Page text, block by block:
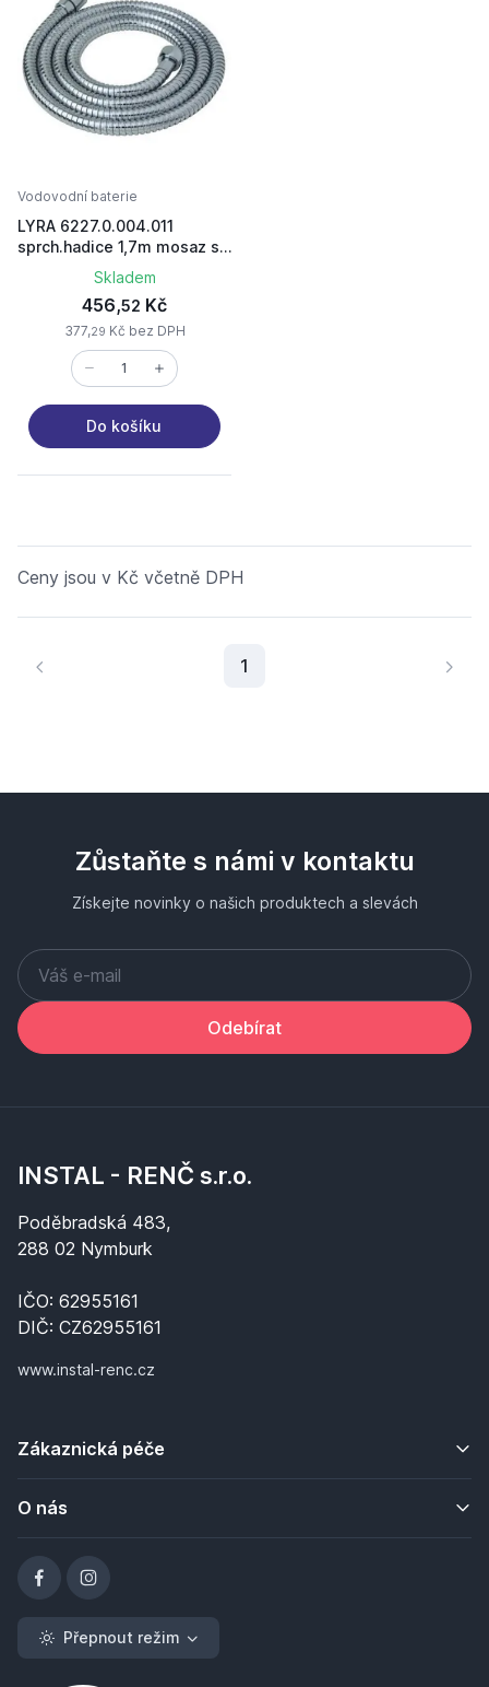
Vodovodní baterie
LYRA 6227.0.004.011
sprch.hadice 1,7m mosaz s
dvoj.zámkem chrom
Skladem
456,52 Kč
377,29 Kč bez DPH
Do košíku
Ceny jsou v Kč včetně DPH
1
Zůstaňte s námi v kontaktu
Získejte novinky o našich produktech a slevách
Odebírat
INSTAL - RENČ s.r.o.
Poděbradská 483,
288 02 Nymburk
IČO: 62955161
DIČ: CZ62955161
www.instal-renc.cz
Zákaznická péče
O nás
Přepnout režim